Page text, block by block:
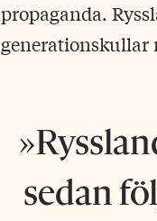
propaganda.
generationskullar
sedan